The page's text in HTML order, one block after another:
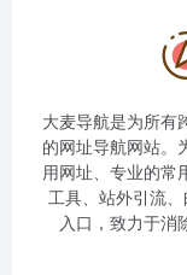
大麦导航是为所有
的网址导航网站。
用网址、专业的常
工具、站外引流
入口，致力于消